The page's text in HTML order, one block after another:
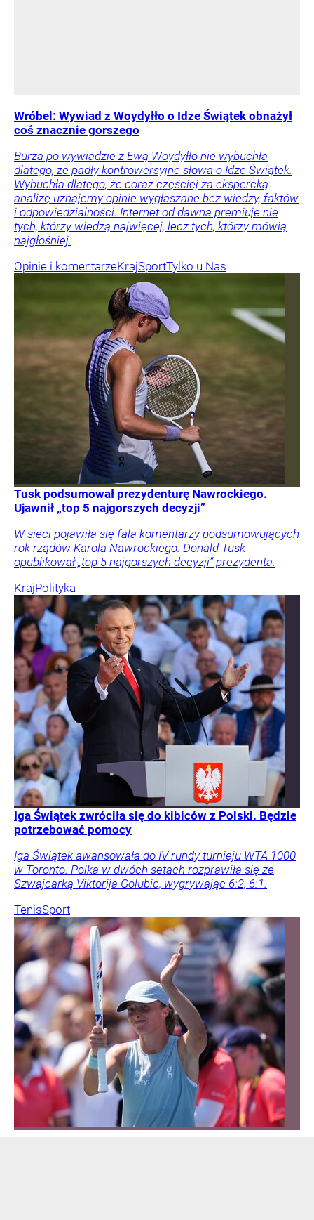
Wróbel: Wywiad z Woydyłło o Idze Świątek obnażył
coś znacznie gorszego
Burza po wywiadzie z Ewą Woydyłło nie wybuchła
dlatego, że padły kontrowersyjne słowa o Idze Świątek.
Wybuchła dlatego, że coraz częściej za ekspercką
analizę uznajemy opinie wygłaszane bez wiedzy, faktów
i odpowiedzialności. Internet od dawna premiuje nie
tych, którzy wiedzą najwięcej, lecz tych, którzy mówią
najgłośniej.
Opinie i komentarzeKrajSportTylko u Nas
Tusk podsumował prezydenturę Nawrockiego.
Ujawnił „top 5 najgorszych decyzji”
W sieci pojawiła się fala komentarzy podsumowujących
rok rządów Karola Nawrockiego. Donald Tusk
opublikował „top 5 najgorszych decyzji” prezydenta.
KrajPolityka
Iga Świątek zwróciła się do kibiców z Polski. Będzie
potrzebować pomocy
Iga Świątek awansowała do IV rundy turnieju WTA 1000
w Toronto. Polka w dwóch setach rozprawiła się ze
Szwajcarką Viktorija Golubic, wygrywając 6:2, 6:1.
TenisSport